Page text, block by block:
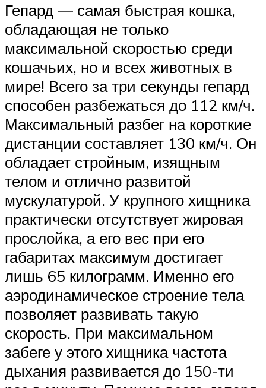
Гепард — самая быстрая кошка,
обладающая не только
максимальной скоростью среди
кошачьих, но и всех животных в
мире! Всего за три секунды гепард
способен разбежаться до 112 км/ч.
Максимальный разбег на короткие
дистанции составляет 130 км/ч. Он
обладает стройным, изящным
телом и отлично развитой
мускулатурой. У крупного хищника
практически отсутствует жировая
прослойка, а его вес при его
габаритах максимум достигает
лишь 65 килограмм. Именно его
аэродинамическое строение тела
позволяет развивать такую
скорость. При максимальном
забеге у этого хищника частота
дыхания развивается до 150-ти